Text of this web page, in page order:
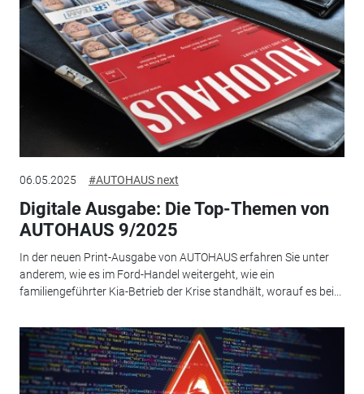
06.05.2025 #AUTOHAUS next
Digitale Ausgabe: Die Top-Themen von
AUTOHAUS 9/2025
In der neuen Print-Ausgabe von AUTOHAUS erfahren Sie unter
anderem, wie es im Ford-Handel weitergeht, wie ein
familiengeführter Kia-Betrieb der Krise standhält, worauf es bei...